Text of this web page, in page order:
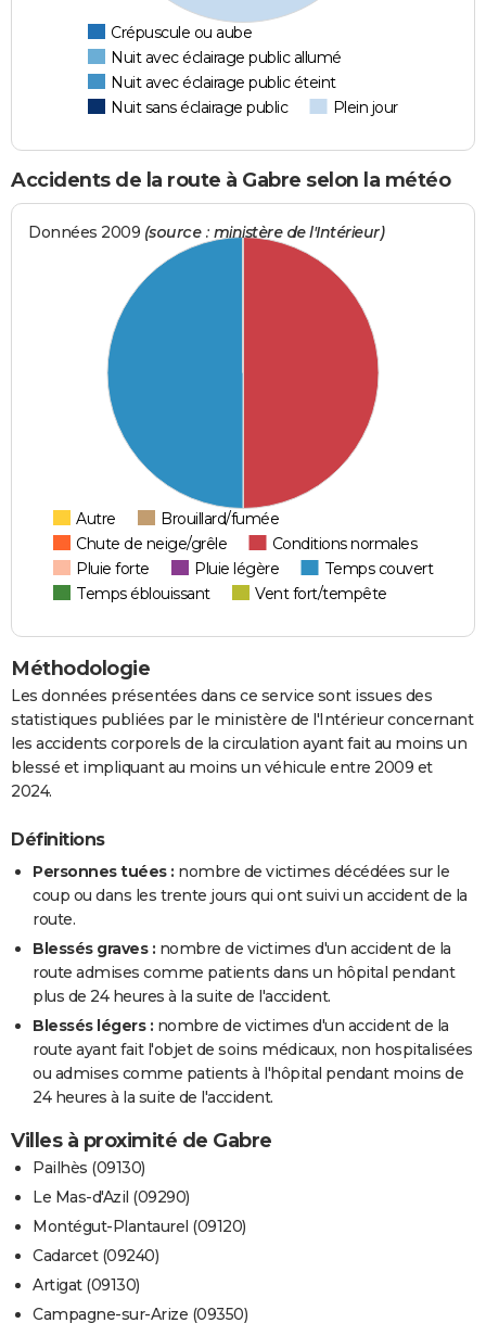
Crépuscule ou aube
Nuit avec éclairage public allumé
Nuit avec éclairage public éteint
Nuit sans éclairage public
Plein jour
Accidents de la route à Gabre selon la météo
Données 2009 (source : ministère de l'Intérieur)
Autre
Brouillard/fumée
Chute de neige/grêle
Conditions normales
Pluie forte
Pluie légère
Temps couvert
Temps éblouissant
Vent fort/tempête
Méthodologie
Les données présentées dans ce service sont issues des
statistiques publiées par le ministère de l'Intérieur concernant
les accidents corporels de la circulation ayant fait au moins un
blessé et impliquant au moins un véhicule entre 2009 et
2024.
Définitions
Personnes tuées : nombre de victimes décédées sur le
coup ou dans les trente jours qui ont suivi un accident de la
route.
Blessés graves : nombre de victimes d'un accident de la
route admises comme patients dans un hôpital pendant
plus de 24 heures à la suite de l'accident.
Blessés légers : nombre de victimes d'un accident de la
route ayant fait l'objet de soins médicaux, non hospitalisées
ou admises comme patients à l'hôpital pendant moins de
24 heures à la suite de l'accident.
Villes à proximité de Gabre
Pailhès (09130)
Le Mas-d'Azil (09290)
Montégut-Plantaurel (09120)
Cadarcet (09240)
Artigat (09130)
Campagne-sur-Arize (09350)